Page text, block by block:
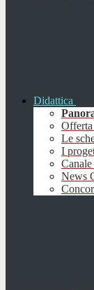
Didattica
Le
I
News